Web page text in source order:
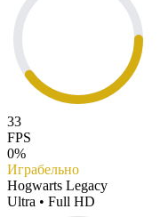
33
FPS
0%
Играбельно
Hogwarts Legacy
Ultra • Full HD